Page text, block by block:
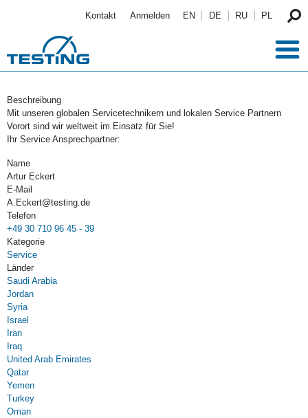
Kontakt Anmelden EN DE RU PL
Beschreibung
Mit unseren globalen Servicetechnikern und lokalen Service Partnern
Vorort sind wir weltweit im Einsatz für Sie!
Ihr Service Ansprechpartner:
Name
Artur Eckert
E-Mail
A.Eckert@testing.de
Telefon
+49 30 710 96 45 - 39
Kategorie
Service
Länder
Saudi Arabia
Jordan
Syria
Israel
Iran
Iraq
United Arab Emirates
Qatar
Yemen
Turkey
Oman